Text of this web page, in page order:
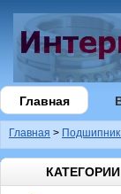
Главная
Главная >
КАТЕГОРИИ